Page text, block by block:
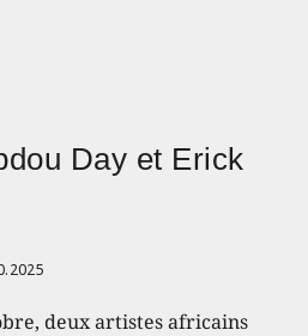
Day et Erick
deux artistes africains